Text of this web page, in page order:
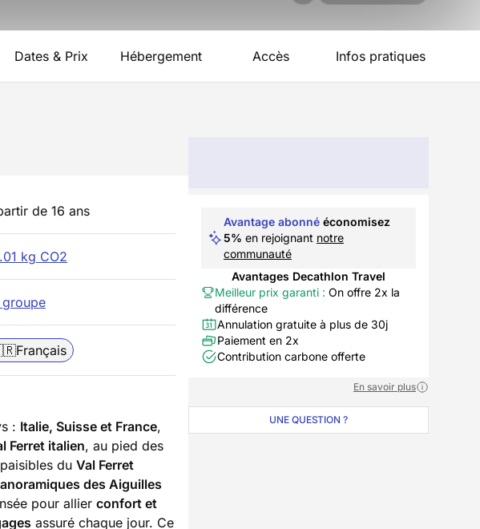
Dates & Prix Hébergement Accès Infos pratiques
de 16 ans
kg CO2
groupe
Français
: Italie, Suisse et France,
Ferret italien, au pied des
du Val Ferret
des Aiguilles
pour allier confort et
assuré chaque jour. Ce
Avantage abonné économisez
5% en rejoignant notre
communauté
Avantages Decathlon Travel
Meilleur prix garanti : On offre 2x la
différence
Annulation gratuite à plus de 30j
Paiement en 2x
Contribution carbone offerte
En savoir plus
UNE QUESTION ?